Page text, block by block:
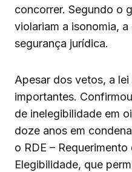
concorrer. Segundo o
violariam a isonomia,
segurança jurídica.
Apesar dos vetos, a
importantes.
de inelegibilidade em
doze anos em
o RDE –
Elegibilidade, que